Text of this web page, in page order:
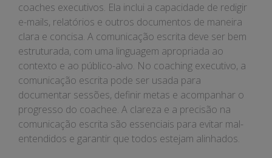
coaches executivos. Ela inclui a capacidade de redigir
e-mails, relatórios e outros documentos de maneira
clara e concisa. A comunicação escrita deve ser bem
estruturada, com uma linguagem apropriada ao
contexto e ao público-alvo. No coaching executivo, a
comunicação escrita pode ser usada para
documentar sessões, definir metas e acompanhar o
progresso do coachee. A clareza e a precisão na
comunicação escrita são essenciais para evitar mal-
entendidos e garantir que todos estejam alinhados.